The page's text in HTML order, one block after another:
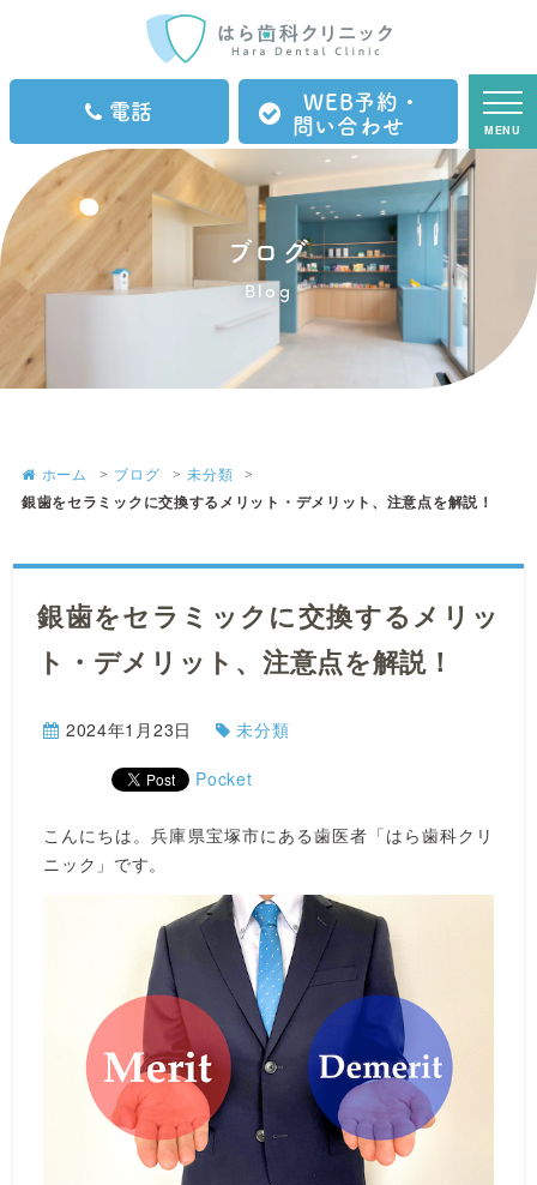
電話
WEB予約・
問い合わせ
MENU
ブログ
Blog
ホーム ブログ 未分類
銀歯をセラミックに交換するメリット・デメリット、注意点を解説！
銀歯をセラミックに交換するメリッ
ト・デメリット、注意点を解説！
2024年1月23日 未分類
Pocket
こんにちは。兵庫県宝塚市にある歯医者「はら歯科クリ
ニック」です。